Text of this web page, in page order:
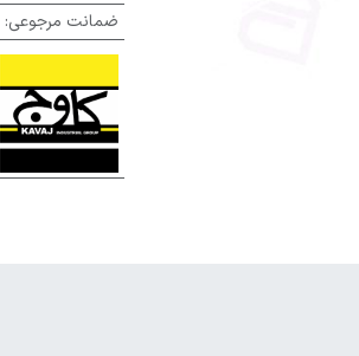
ضمانت مرجوعی: